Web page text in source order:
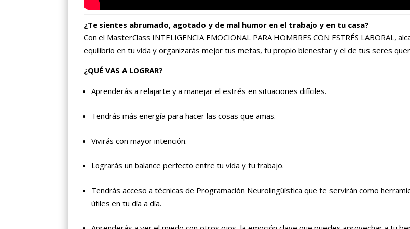
¿Te sientes abrumado, agotado y de mal humor en el trabajo y en tu casa?
Con el MasterClass INTELIGENCIA EMOCIONAL PARA HOMBRES CON ESTRÉS LABORAL,
equilibrio en tu vida y organizarás mejor tus metas, tu propio bienestar y el de tus seres
¿QUÉ VAS A LOGRAR?
Aprenderás a relajarte y a manejar el estrés en situaciones difíciles.
Tendrás más energía para hacer las cosas que amas.
Vivirás con mayor intención.
Lograrás un balance perfecto entre tu vida y tu trabajo.
Tendrás acceso a técnicas de Programación Neurolingüística que te servirán como
útiles en tu día a día.